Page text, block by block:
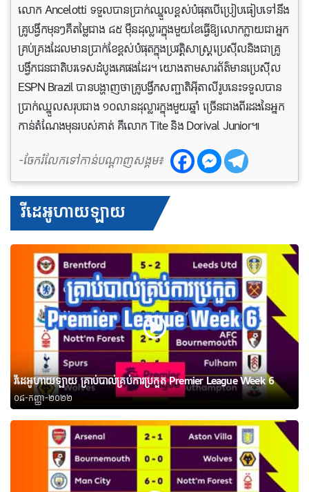
លោក Ancelotti ទទួលបានប្រាក់ឈ្នួលខ្ពស់បំផុតបើប្រៀបធៀបទៅនឹង
គ្រូបង្វឹកមុនៗគឺតម្លៃជាង ៨៥ ម៉ឺនដុល្លារក្នុងមួយខែធ្វើឱ្យលោកក្លាយជាអ្នក
គ្រប់គ្រងដែលមានប្រាក់ខែខ្ពស់បំផុតក្នុងប្រវត្តិសាស្ត្រប្រេស៊ីលនិងជាគ្រូ
បង្វឹកជនជាតិបរទេសដំបូងគេផងដែរ។ យោងតាមសារព័ត៌មានប្រេស៊ីល ​​
ESPN Brazil បានបង្ហាញថាគ្រូបង្វឹកសញ្ជាតិអ៊ីតាលីរូបនេះទទួលបាន
ប្រាក់ឈ្នួលសរុបជាង ១០លានដុល្លារក្នុងមួយឆ្នាំ ច្រើនជាងពីរដងនៃអ្នក
កាន់តំណែងមុនរបស់គាត់ គឺលោក Tite និង Dorival Junior៕
-ចែករំលែកទៅកាន់បណ្តាញសង្គម៖
វីដេអូហាយឡាយ
វីដេអូហាយឡាយ គ្រាប់បាល់គ្រប់ការប្រកួត Premier League Week 6
០៨-កញ្ញា-២០២២